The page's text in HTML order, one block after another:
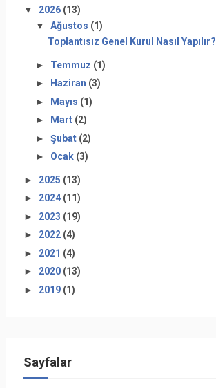
▼ 2026 (13)
▼ Ağustos (1)
Toplantısız Genel Kurul Nasıl Yapılır?
► Temmuz (1)
►
Haziran (3)
► Mayıs (1)
►
Mart (2)
► Şubat (2)
► Ocak (3)
► 2025 (13)
► 2024 (11)
► 2023 (19)
► 2022 (4)
► 2021 (4)
► 2020 (13)
► 2019 (1)
Sayfalar